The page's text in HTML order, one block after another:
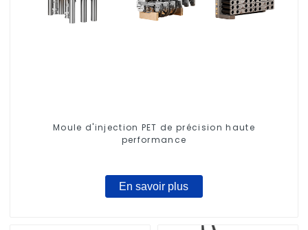
Moule d'injection PET de précision haute
performance
En savoir plus